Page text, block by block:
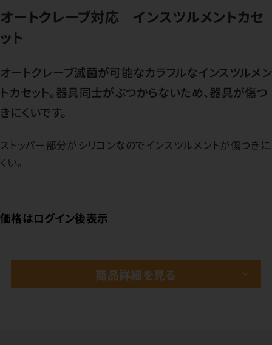
オートクレーブ対応 インスツルメントカセ
ット
オートクレーブ滅菌が可能なカラフルなインスツルメン
トカセット。器具同士がぶつからないため、器具が傷つ
きにくいです。
ストッパー部分がシリコンなのでインスツルメントが傷つきに
くい。
価格はログイン後表示
商品詳細を見る